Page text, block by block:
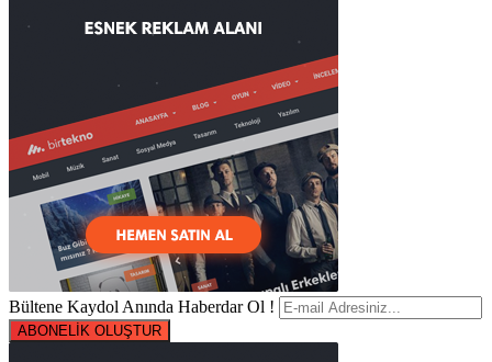
Bültene Kaydol Anında Haberdar Ol !
ABONELİK OLUŞTUR